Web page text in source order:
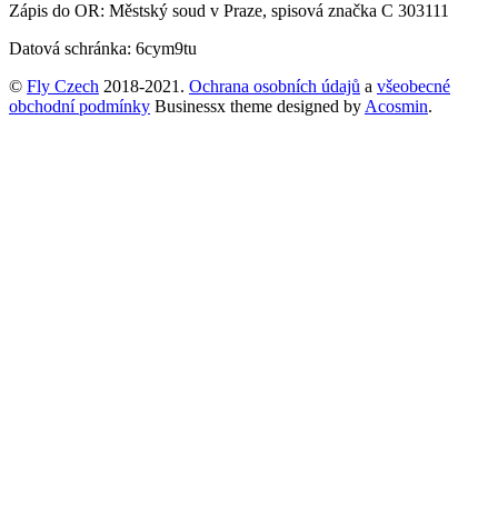
Zápis do OR: Městský soud v Praze, spisová značka C 303111
Datová schránka: 6cym9tu
© Fly Czech 2018-2021. Ochrana osobních údajů a všeobecné
obchodní podmínky Businessx theme designed by Acosmin.